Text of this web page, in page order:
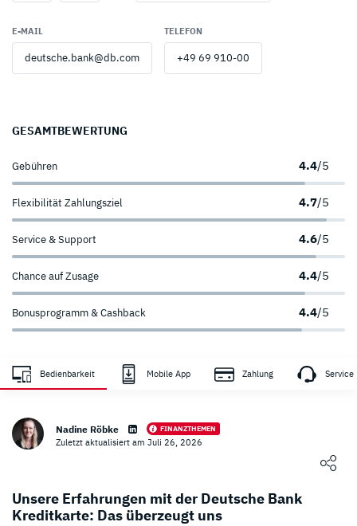
E-MAIL
deutsche.bank@db.com
TELEFON
+49 69 910-00
GESAMTBEWERTUNG
Gebühren 4.4/5
Flexibilität Zahlungsziel 4.7/5
Service & Support 4.6/5
Chance auf Zusage 4.4/5
Bonusprogramm & Cashback 4.4/5
Zahlungsanbieter
Bedienbarkeit Mobile App Zahlung Service
Nadine Röbke FINANZTHEMEN
Zuletzt aktualisiert am Juli 26, 2026
Unsere Erfahrungen mit der Deutsche Bank
Kreditkarte: Das überzeugt uns